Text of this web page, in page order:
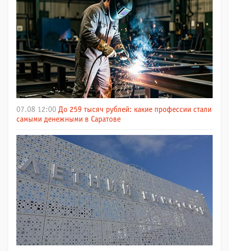
07.08 12:00 До 259 тысяч рублей: какие профессии стали
самыми денежными в Саратове